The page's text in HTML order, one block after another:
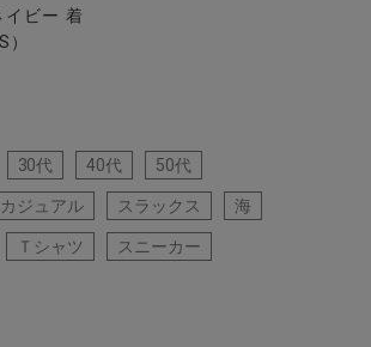
ビー 着
30代 40代 50代
ジュアル スラックス 海
Ｔシャツ スニーカー